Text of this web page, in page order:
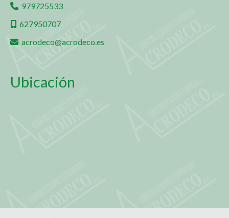
979725533
627950707
acrodeco
acrodeco.es
Ubicación